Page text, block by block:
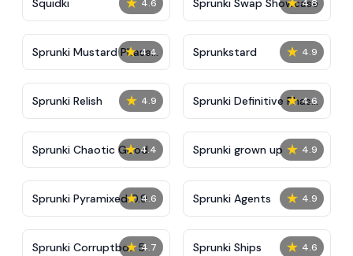
4.6
Squidki 4.8
Sprunki Swap Showcase
★ 4.4
Sprunki Mustard Phase
2
★ 4.9
Sprunkstard
★ 4.9
Sprunki Relish ★ 4.6
Sprunki Definitive Phase
7
★ 4.4
Sprunki Chaotic Good ★ 4.9
Sprunki grown up
★ 4.6
Sprunki Pyramixed 0.9 ★ 4.9
Sprunki Agents
★ 4.7
Sprunki Corruptbox 5 ★ 4.6
Sprunki Ships